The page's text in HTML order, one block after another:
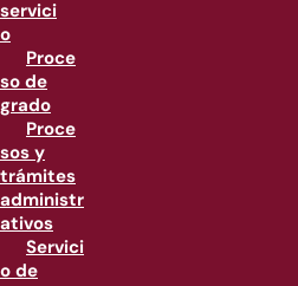
servici
o
Proce
so de
grado
Proce
sos y
trámites
administr
ativos
Servici
o de